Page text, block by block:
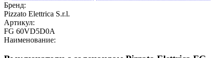
Бренд:
Pizzato Elettrica S.r.l.
Артикул:
FG 60VD5D0A
Наименование: